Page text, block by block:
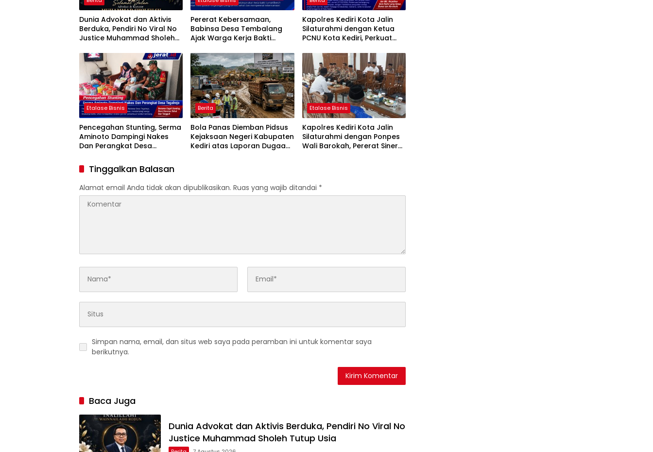
Dunia Advokat dan Aktivis
Berduka, Pendiri No Viral No
Justice Muhammad Sholeh
Pererat Kebersamaan,
Babinsa Desa Tembalang
Ajak Warga Kerja Bakti
Kapolres Kediri Kota Jalin
Silaturahmi dengan Ketua
PCNU Kota Kediri, Perkuat
Daerah
Etalase Bisnis
Pencegahan Stunting, Serma
Aminoto Dampingi Nakes
Dan Perangkat Desa
Berita
Bola Panas Diemban Pidsus
Kejaksaan Negeri Kabupaten
Kediri atas Laporan Dugaan
Etalase Bisnis
Kapolres Kediri Kota Jalin
Silaturahmi dengan Ponpes
Wali Barokah, Pererat Sinergi
Tinggalkan Balasan
Alamat email Anda tidak akan dipublikasikan. Ruas yang wajib ditandai *
Simpan nama, email, dan situs web saya pada peramban ini untuk komentar saya
berikutnya.
Baca Juga
Dunia Advokat dan Aktivis Berduka, Pendiri No Viral No
Justice Muhammad Sholeh Tutup Usia